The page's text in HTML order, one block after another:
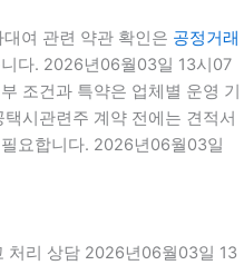
여 관련 약관 확인은 공정거래
다. 2026년06월03일 13시07
조건과 특약은 업체별 운영 기
시관련주 계약 전에는 견적서
요합니다. 2026년06월03일
처리 상담 2026년06월03일 13